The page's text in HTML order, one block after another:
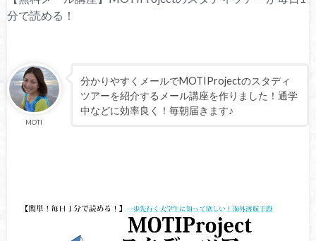
分で読める！
MOTI
分かりやすくメールでMOTIProjectのスタディ
ツアーを紹介するメール講座を作りました！通学
中などに効率良く！毎朝届きます♪